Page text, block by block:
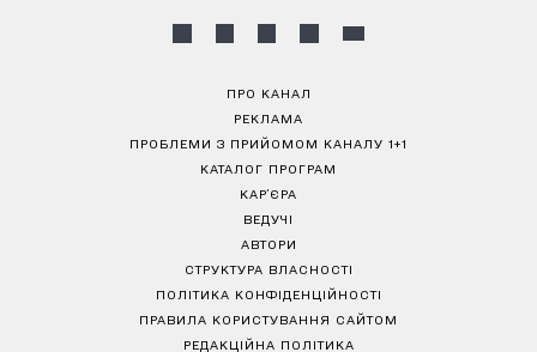
ПРО КАНАЛ
РЕКЛАМА
ПРОБЛЕМИ З ПРИЙОМОМ КАНАЛУ 1+1
КАТАЛОГ ПРОГРАМ
КАР’ЄРА
ВЕДУЧІ
АВТОРИ
СТРУКТУРА ВЛАСНОСТІ
ПОЛІТИКА КОНФІДЕНЦІЙНОСТІ
ПРАВИЛА КОРИСТУВАННЯ САЙТОМ
РЕДАКЦІЙНА ПОЛІТИКА